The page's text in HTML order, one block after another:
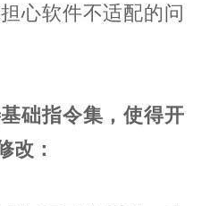
心软件不适配的问
础指令集，使得开
改：